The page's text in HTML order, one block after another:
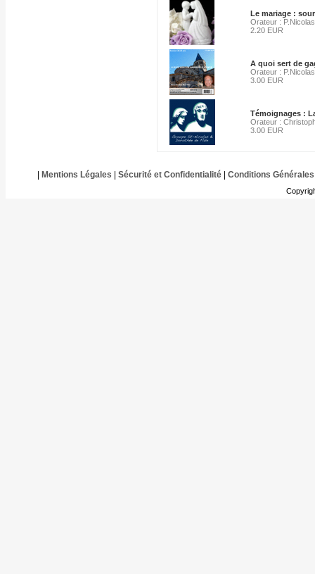
Le mariage :
Orateur :
2.20 EUR
A quoi sert de
Orateur :
3.00 EUR
Témoignages :
Orateur :
3.00 EUR
Mentions Légales Sécurité et Confidentialité| Conditions Générales